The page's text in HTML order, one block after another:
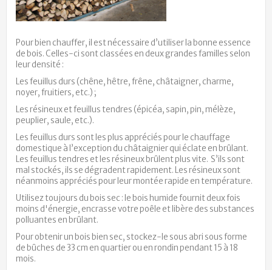
Pour bien chauffer, il est nécessaire d’utiliser la bonne essence
de bois. Celles-ci sont classées en deux grandes familles selon
leur densité :
Les feuillus durs (chêne, hêtre, frêne, châtaigner, charme,
noyer, fruitiers, etc.) ;
Les résineux et feuillus tendres (épicéa, sapin, pin, mélèze,
peuplier, saule, etc.).
Les feuillus durs sont les plus appréciés pour le chauffage
domestique à l’exception du châtaignier qui éclate en brûlant.
Les feuillus tendres et les résineux brûlent plus vite. S’ils sont
mal stockés, ils se dégradent rapidement. Les résineux sont
néanmoins appréciés pour leur montée rapide en température.
Utilisez toujours du bois sec : le bois humide fournit deux fois
moins d'énergie, encrasse votre poêle et libère des substances
polluantes en brûlant.
Pour obtenir un bois bien sec, stockez-le sous abri sous forme
de bûches de 33 cm en quartier ou en rondin pendant 15 à 18
mois.